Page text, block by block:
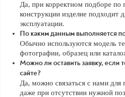
Да, при корректном подборе по
конструкции изделие подходит
эксплуатации.
По каким данным выполняется
Обычно используются модель
фотографии, образец или
Можно ли оставить заявку, если
сайте?
Да, можно связаться с нами для
даже при отсутствии нужной